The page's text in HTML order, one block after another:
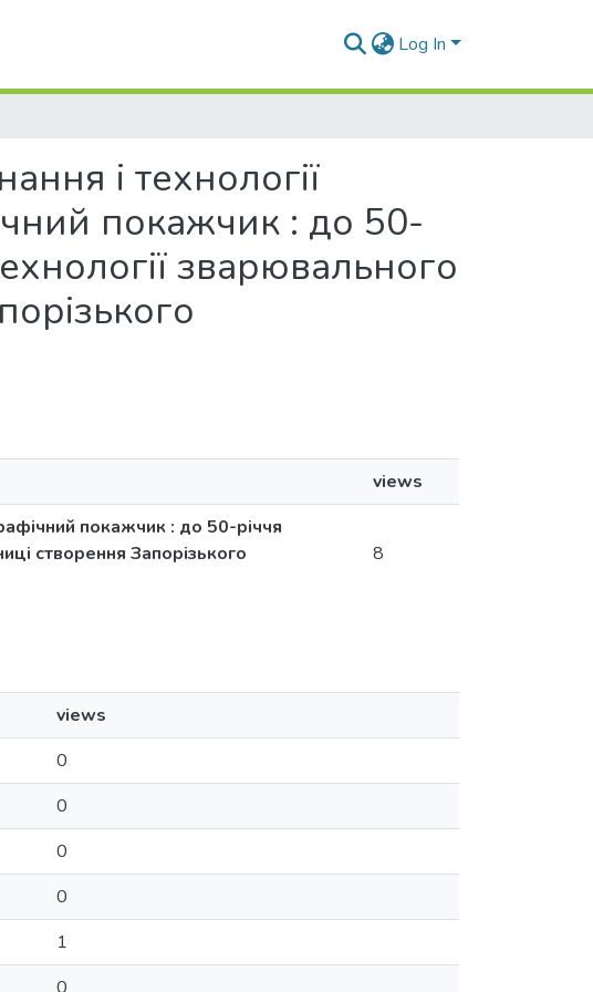
Log In
і технології
покажчик : до 50-
зварювального
views
покажчик : до 50-річчя
створення Запорізького
8
views
0
0
0
0
1